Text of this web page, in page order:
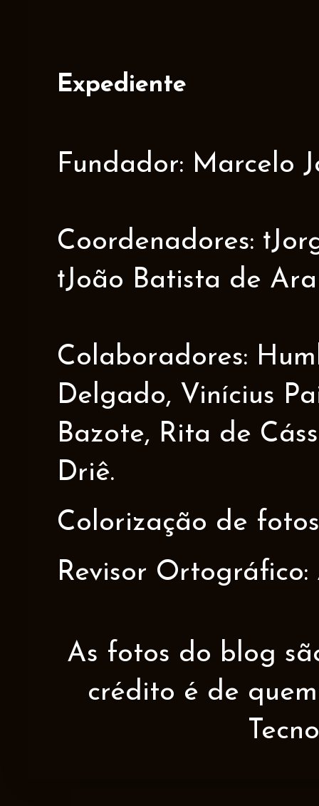
Expediente
Fundador: Marcelo
Coordenadores:
†João Batista de
Colaboradores:
Delgado, Vinícius
Bazote, Rita de
Driê.
Colorização de
Revisor Ortográfico:
As fotos do blog
crédito é de